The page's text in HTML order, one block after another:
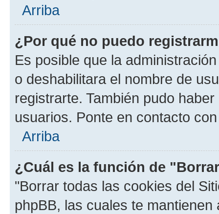
Arriba
¿Por qué no puedo
Es posible que la
o deshabilitara el nombre de
registrarte. También pudo
usuarios. Ponte en contacto
Arriba
¿Cuál es la función de
"Borrar todas las cookies del
phpBB, las cuales te